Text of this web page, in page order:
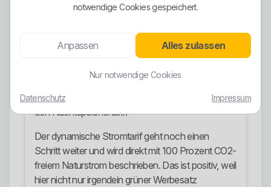
Die Ökostrom-Ausrichtung ist vorhanden, aber
gestülpt. Das ist wichtig. Bei mehreren klassischen
Sondertarifen ist 100 Prozent CO2-freier
Naturstrom optional zubuchbar. Das gilt laut
Tarifübersicht für das Strom-Sparpaket, den
Wärmepumpentarif, den E-Auto-Ladestrom und
den Nachtspeichertarif.
Der dynamische Stromtarif geht noch einen
Schritt weiter und wird direkt mit 100 Prozent CO2-
freiem Naturstrom beschrieben. Das ist positiv, weil
hier nicht nur irgendein grüner Werbesatz
notwendige Cookies gespeichert.
Anpassen Alles zulassen
Nur notwendige Cookies
Datenschutz Impressum